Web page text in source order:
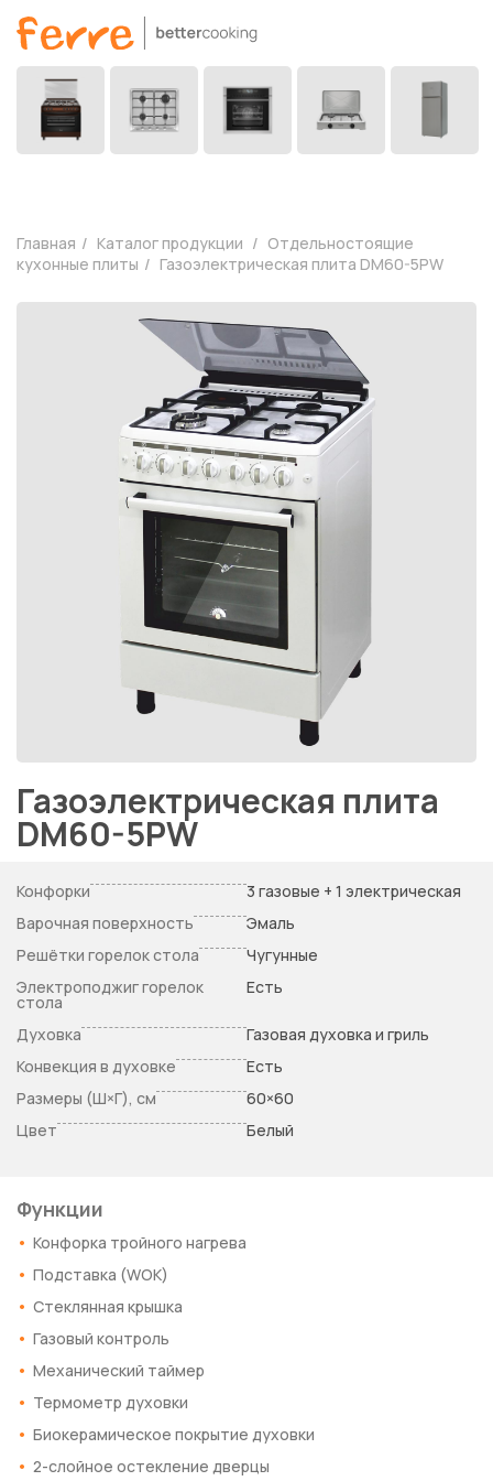
Главная Каталог продукции
Отдельностоящие
кухонные плиты
Газоэлектрическая плита DM60-5PW
Газоэлектрическая плита
DM60-5PW
Конфорки
3 газовые + 1 электрическая
Варочная поверхность
Эмаль
Решётки горелок стола
Чугунные
Электроподжиг горелок
стола
Есть
Духовка
Газовая духовка и гриль
Конвекция в духовке
Есть
Размеры (Ш×Г), см
60×60
Цвет
Белый
Функции
Конфорка тройного нагрева
Подставка (WOK)
Стеклянная крышка
Газовый контроль
Механический таймер
Термометр духовки
Биокерамическое покрытие духовки
2-слойное остекление дверцы